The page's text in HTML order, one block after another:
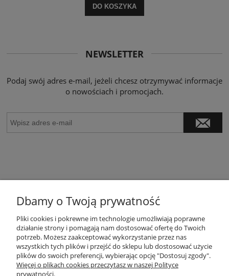
DO KOSZYKA
NEWSLETTER
Podaj swój adres e-mail, jeżeli chcesz otrzymywać informacje
o nowościach i promocjach.
POMOC
ZASADY SPRZEDAŻY
Dbamy o Twoją prywatność
Pliki cookies i pokrewne im technologie umożliwiają poprawne
działanie strony i pomagają nam dostosować ofertę do Twoich
potrzeb. Możesz zaakceptować wykorzystanie przez nas
wszystkich tych plików i przejść do sklepu lub dostosować użycie
plików do swoich preferencji, wybierając opcję "Dostosuj zgody".
Więcej o plikach cookies przeczytasz w naszej Polityce
prywatności.